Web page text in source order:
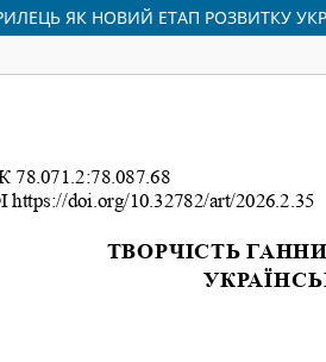
ЯК НОВИЙ ЕТАП РОЗВИТКУ